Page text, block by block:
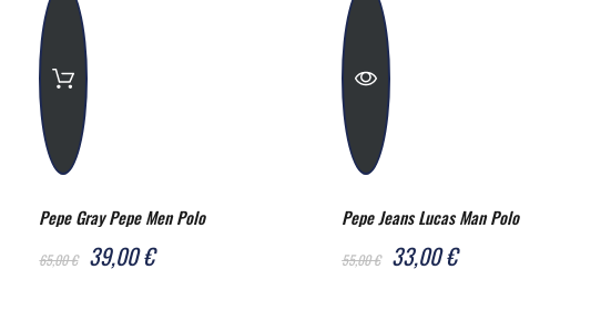
Pepe Gray Pepe Men Polo
65,00 € 39,00 €
Pepe Jeans Lucas Man Polo
55,00 € 33,00 €